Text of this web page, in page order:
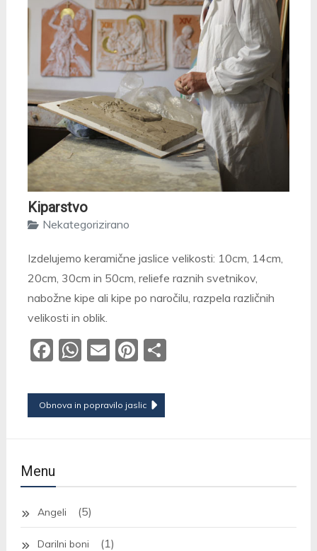
Kiparstvo
Nekategorizirano
Izdelujemo keramične jaslice velikosti: 10cm, 14cm,
20cm, 30cm in 50cm, reliefe raznih svetnikov,
nabožne kipe ali kipe po naročilu, razpela različnih
velikosti in oblik.
Facebook
WhatsApp
EmailPinterest
Share
Navigacija
prispevka
Obnova in popravilo jaslic
Menu
Angeli (5)
Darilni boni (1)